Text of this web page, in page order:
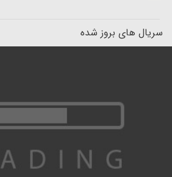
سریال های بروز شده